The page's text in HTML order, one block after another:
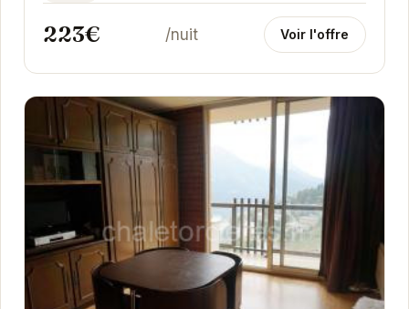
223€ /nuit Voir l'offre